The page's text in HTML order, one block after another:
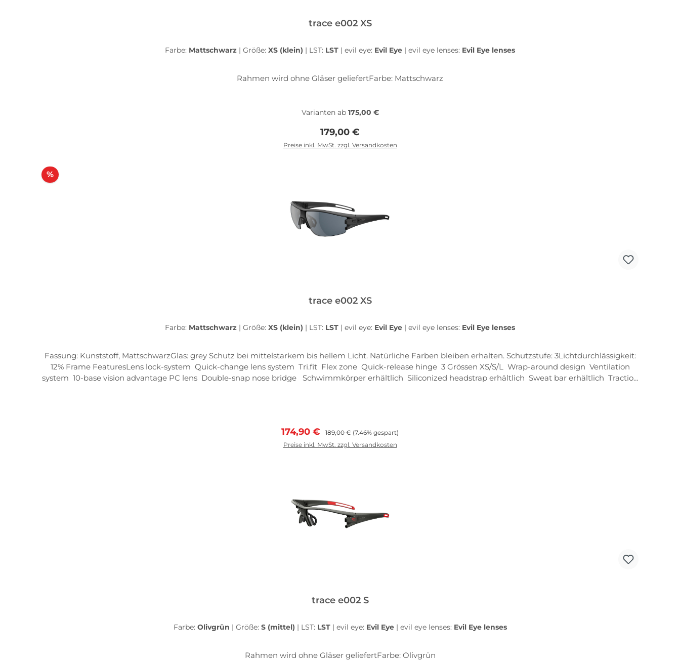
trace e002 XS
Farbe: Mattschwarz | Größe: XS (klein) | LST: LST | evil eye: Evil Eye | evil eye lenses: Evil Eye lenses
Rahmen wird ohne Gläser geliefertFarbe: Mattschwarz
Varianten ab175,00 €
Regulärer Preis:
179,00 €
Preise inkl. MwSt. zzgl. Versandkosten
%Rabatt
trace e002 XS
Farbe: Mattschwarz | Größe: XS (klein) | LST: LST | evil eye: Evil Eye | evil eye lenses: Evil Eye lenses
Fassung: Kunststoff, MattschwarzGlas: grey Schutz bei mittelstarkem bis hellem Licht. Natürliche Farben bleiben erhalten. Schutzstufe: 3Lichtdurchlässigkeit:
12% Frame FeaturesLens lock-system Quick-change lens system Tri.fit Flex zone Quick-release hinge 3 Grössen XS/S/L Wrap-around design Ventilation
system 10-base vision advantage PC lens Double-snap nose bridge Schwimmkörper erhältlich Siliconized headstrap erhältlich Sweat bar erhältlich Traction
Verkaufspreis:
174,90 € Regulärer Preis:
189,00 € (7.46% gespart)
Preise inkl. MwSt. zzgl. Versandkosten
trace e002 S
Farbe: Olivgrün | Größe: S (mittel) | LST: LST | evil eye: Evil Eye | evil eye lenses: Evil Eye lenses
Rahmen wird ohne Gläser geliefertFarbe: Olivgrün